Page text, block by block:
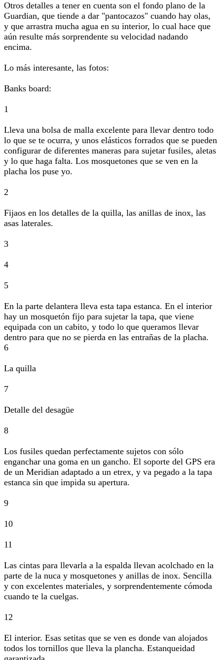
Otros detalles a tener en cuenta son el fondo plano de la
Guardian, que tiende a dar "pantocazos" cuando hay olas,
y que arrastra mucha agua en su interior, lo cual hace que
aún resulte más sorprendente su velocidad nadando
encima.
Lo más interesante, las fotos:
Banks board:
1
Lleva una bolsa de malla excelente para llevar dentro todo
lo que se te ocurra, y unos elásticos forrados que se pueden
configurar de diferentes maneras para sujetar fusiles, aletas
y lo que haga falta. Los mosquetones que se ven en la
placha los puse yo.
2
Fijaos en los detalles de la quilla, las anillas de inox, las
asas laterales.
3
4
5
En la parte delantera lleva esta tapa estanca. En el interior
hay un mosquetón fijo para sujetar la tapa, que viene
equipada con un cabito, y todo lo que queramos llevar
dentro para que no se pierda en las entrañas de la placha.
6
La quilla
7
Detalle del desagüe
8
Los fusiles quedan perfectamente sujetos con sólo
enganchar una goma en un gancho. El soporte del GPS era
de un Meridian adaptado a un etrex, y va pegado a la tapa
estanca sin que impida su apertura.
9
10
11
Las cintas para llevarla a la espalda llevan acolchado en la
parte de la nuca y mosquetones y anillas de inox. Sencilla
y con excelentes materiales, y sorprendentemente cómoda
cuando te la cuelgas.
12
El interior. Esas setitas que se ven es donde van alojados
todos los tornillos que lleva la plancha. Estanqueidad